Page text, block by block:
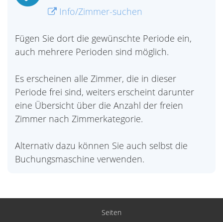
Info/Zimmer-suchen
Fügen Sie dort die gewünschte Periode ein,
auch mehrere Perioden sind möglich.
Es erscheinen alle Zimmer, die in dieser
Periode frei sind, weiters erscheint darunter
eine Übersicht über die Anzahl der freien
Zimmer nach Zimmerkategorie.
Alternativ dazu können Sie auch selbst die
Buchungsmaschine verwenden.
Seiten